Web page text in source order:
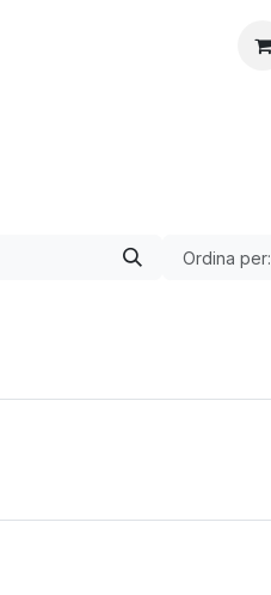
Ordina per: